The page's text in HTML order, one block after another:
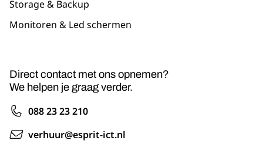
Storage & Backup
Monitoren & Led schermen
Direct contact met ons opnemen?
We helpen je graag verder.
088 23 23 210
verhuur@esprit-ict.nl